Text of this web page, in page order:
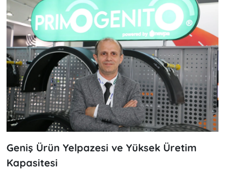
Geniş Ürün Yelpazesi ve Yüksek Üretim
Kapasitesi